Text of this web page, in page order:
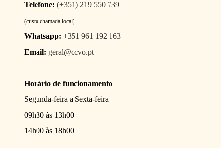
Telefone: (+351) 219 550 739
(custo chamada local)
Whatsapp: +351 961 192 163
Email: geral@ccvo.pt
Horário de funcionamento
Segunda-feira a Sexta-feira
09h30 às 13h00
14h00 às 18h00